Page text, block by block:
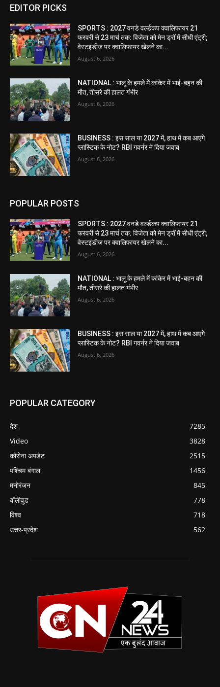
EDITOR PICKS
SPORTS : 2027 वनडे वर्ल्डकप क्वालिफायर 21
फरवरी से 23 मार्च तक: विजेता को मेन ड्रॉ में सीधी एंट्री;
वेस्टइंडीज पर क्वालिफायर खेलने का...
August 6, 2026
NATIONAL : भालू के हमले में कांकेर में भाई-बहन की
मौत, तीसरे की हालत गंभीर
August 6, 2026
BUSINESS : इस साल या 2027 में, हाथ में कब आएंगे
प्लास्टिक के नोट? RBI गवर्नर ने दिया जवाब
August 6, 2026
POPULAR POSTS
SPORTS : 2027 वनडे वर्ल्डकप क्वालिफायर 21
फरवरी से 23 मार्च तक: विजेता को मेन ड्रॉ में सीधी एंट्री;
वेस्टइंडीज पर क्वालिफायर खेलने का...
August 6, 2026
NATIONAL : भालू के हमले में कांकेर में भाई-बहन की
मौत, तीसरे की हालत गंभीर
August 6, 2026
BUSINESS : इस साल या 2027 में, हाथ में कब आएंगे
प्लास्टिक के नोट? RBI गवर्नर ने दिया जवाब
August 6, 2026
POPULAR CATEGORY
देश
7285
Video
3828
कोरोना अपडेट
2515
पश्चिम बंगाल
1456
मनोरंजन
845
बॉलीवुड
778
विश्व
718
उत्तर-प्रदेश
562